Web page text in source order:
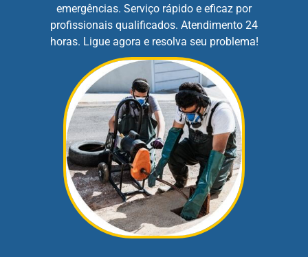
emergências. Serviço rápido e eficaz por
profissionais qualificados. Atendimento 24
horas. Ligue agora e resolva seu problema!